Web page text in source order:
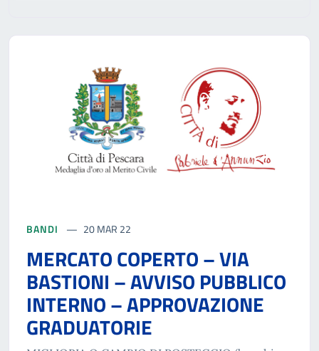
BANDI 20 MAR 22
MERCATO COPERTO – VIA
BASTIONI – AVVISO PUBBLICO
INTERNO – APPROVAZIONE
GRADUATORIE